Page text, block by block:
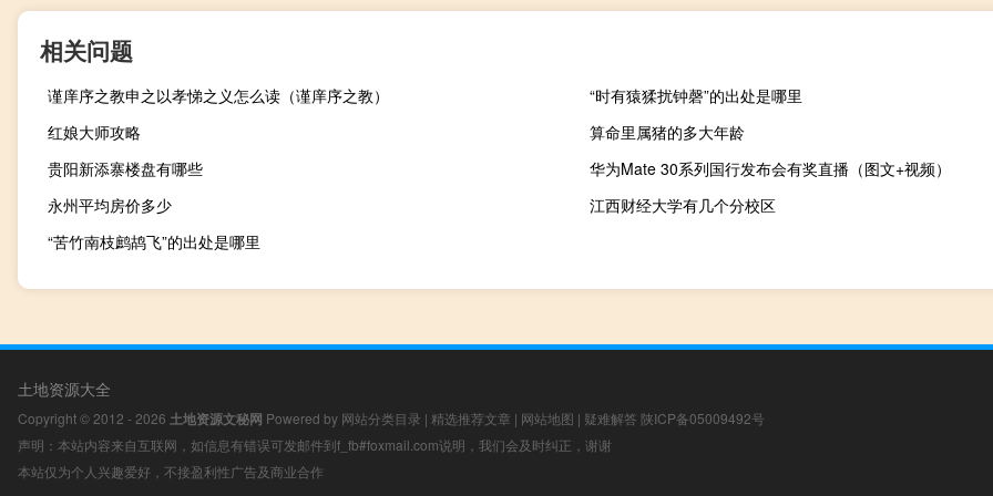
相关问题
谨庠序之教申之以孝悌之义怎么读（谨庠序之教）
“时有猿猱扰钟磬”的出处是哪里
红娘大师攻略
算命里属猪的多大年龄
贵阳新添寨楼盘有哪些
华为Mate 30系列国行发布会有奖直播（图文+视频）
永州平均房价多少
江西财经大学有几个分校区
“苦竹南枝鹧鸪飞”的出处是哪里
土地资源大全
Copyright © 2012 - 2026 土地资源文秘网 Powered by 网站分类目录 | 精选推荐文章 | 网站地图 | 疑难解答 陕ICP备05009492号
声明：本站内容来自互联网，如信息有错误可发邮件到f_fb#foxmail.com说明，我们会及时纠正，谢谢
本站仅为个人兴趣爱好，不接盈利性广告及商业合作